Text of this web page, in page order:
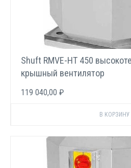
Shuft RMVE-HT 450
крышный вентилятор
119 040,00 ₽